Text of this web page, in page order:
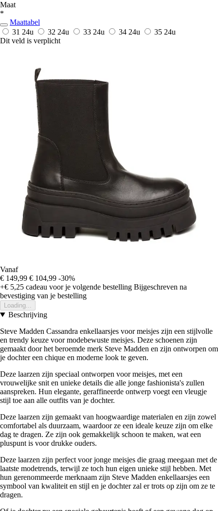
Maat
*
Maattabel
31 24u 32 24u 33 24u 34 24u 35 24u
Dit veld is verplicht
Vanaf
€ 149,99 € 104,99 -30%
+€ 5,25 cadeau voor je volgende bestelling Bijgeschreven na
bevestiging van je bestelling
Loading...
Beschrijving
Steve Madden Cassandra enkellaarsjes voor meisjes zijn een stijlvolle
en trendy keuze voor modebewuste meisjes. Deze schoenen zijn
gemaakt door het beroemde merk Steve Madden en zijn ontworpen om
je dochter een chique en moderne look te geven.
Deze laarzen zijn speciaal ontworpen voor meisjes, met een
vrouwelijke snit en unieke details die alle jonge fashionista's zullen
aanspreken. Hun elegante, geraffineerde ontwerp voegt een vleugje
stijl toe aan alle outfits van je dochter.
Deze laarzen zijn gemaakt van hoogwaardige materialen en zijn zowel
comfortabel als duurzaam, waardoor ze een ideale keuze zijn om elke
dag te dragen. Ze zijn ook gemakkelijk schoon te maken, wat een
pluspunt is voor drukke ouders.
Deze laarzen zijn perfect voor jonge meisjes die graag meegaan met de
laatste modetrends, terwijl ze toch hun eigen unieke stijl hebben. Met
hun gerenommeerde merknaam zijn Steve Madden enkellaarsjes een
symbool van kwaliteit en stijl en je dochter zal er trots op zijn om ze te
dragen.